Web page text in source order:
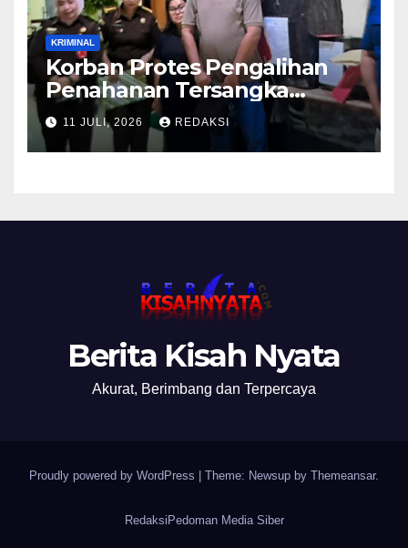
KRIMINAL
Korban Protes Pengalihan
Penahanan Tersangka
Pemalsuan Merek Skincare,
Kasi Penkum Kejati Jatim:
Nanti Saya Tegur Jaksanya
11 JULI, 2026 REDAKSI
Berita Kisah Nyata
Akurat, Berimbang dan Terpercaya
Proudly powered by WordPress Theme: Newsup by Themeansar.
RedaksiPedoman Media Siber